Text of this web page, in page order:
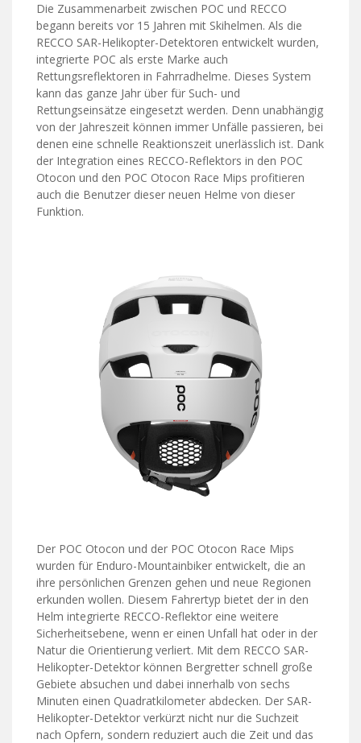
Die Zusammenarbeit zwischen POC und RECCO
begann bereits vor 15 Jahren mit Skihelmen. Als die
RECCO SAR-Helikopter-Detektoren entwickelt wurden,
integrierte POC als erste Marke auch
Rettungsreflektoren in Fahrradhelme. Dieses System
kann das ganze Jahr über für Such- und
Rettungseinsätze eingesetzt werden. Denn unabhängig
von der Jahreszeit können immer Unfälle passieren, bei
denen eine schnelle Reaktionszeit unerlässlich ist. Dank
der Integration eines RECCO-Reflektors in den POC
Otocon und den POC Otocon Race Mips profitieren
auch die Benutzer dieser neuen Helme von dieser
Funktion.
Der POC Otocon und der POC Otocon Race Mips
wurden für Enduro-Mountainbiker entwickelt, die an
ihre persönlichen Grenzen gehen und neue Regionen
erkunden wollen. Diesem Fahrertyp bietet der in den
Helm integrierte RECCO-Reflektor eine weitere
Sicherheitsebene, wenn er einen Unfall hat oder in der
Natur die Orientierung verliert. Mit dem RECCO SAR-
Helikopter-Detektor können Bergretter schnell große
Gebiete absuchen und dabei innerhalb von sechs
Minuten einen Quadratkilometer abdecken. Der SAR-
Helikopter-Detektor verkürzt nicht nur die Suchzeit
nach Opfern, sondern reduziert auch die Zeit und das